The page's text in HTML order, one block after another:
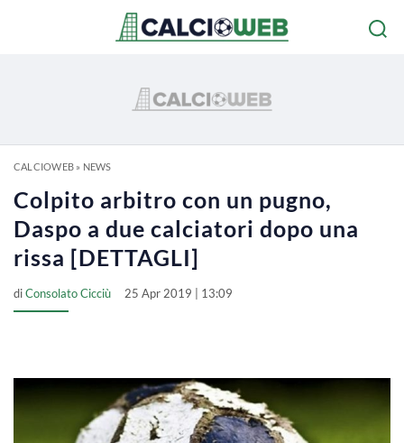
CALCIOWEB» NEWS
Colpito arbitro con un pugno,
Daspo a due calciatori dopo una
rissa [DETTAGLI]
diConsolato Cicciù 25 Apr 2019 | 13:09